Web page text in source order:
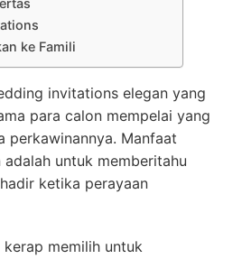
ke Famili
invitations elegan yang
para calon mempelai yang
perkawinannya. Manfaat
untuk memberitahu
ketika perayaan
memilih untuk